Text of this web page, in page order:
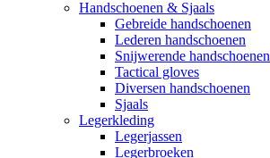
Handschoenen & Sjaals
Gebreide handschoenen
Lederen handschoenen
Snijwerende handschoenen
Tactical gloves
Diversen handschoenen
Sjaals
Legerkleding
Legerjassen
Legerbroeken